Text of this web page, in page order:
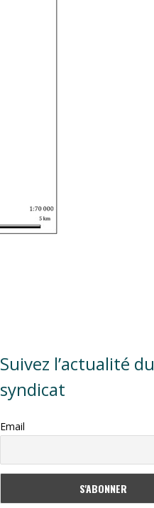
Suivez l’actualité du
syndicat
Email